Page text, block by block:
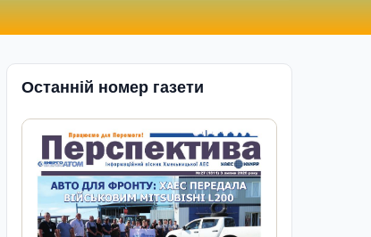
Останній номер газети